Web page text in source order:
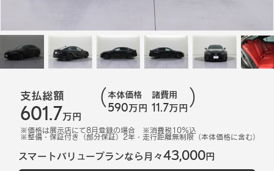
支払総額
601.7万円
本体価格
590万円
諸費用
11.7万円
※価格は展示店にて8月登録の場合 ※消費税10%込
※整備・保証付き（部分保証）2年・走行距離無制限（本体価格に含む）
スマートバリュープランなら月々43,000円